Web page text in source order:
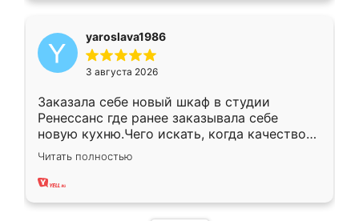
yaroslava1986
3 августа 2026
Заказала себе новый шкаф в студии
Ренессанс где ранее заказывала себе
новую кухню.Чего искать, когда качеством
вполне довольна. Служит кухня уже почти
два года, нареканий нет.
Читать полностью